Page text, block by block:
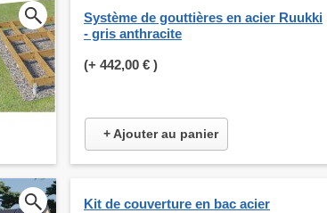
Système de gouttières en acier Ruukki
- gris anthracite
(+ 442,00 € )
+ Ajouter au panier
Kit de couverture en bac acier